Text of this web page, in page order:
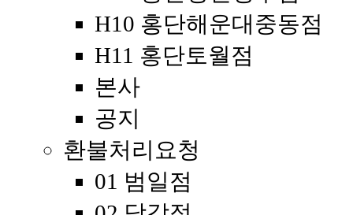
H10 홍단해운대중동점
H11 홍단토월점
본사
공지
환불처리요청
01 범일점